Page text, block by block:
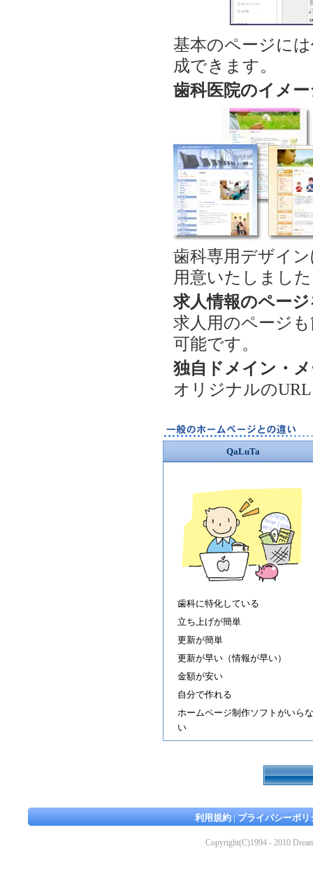
基本のページに
成できます。
歯科医院のイメ
歯科専用デザイ
用意いたしまし
求人情報のペー
求人用のページ
可能です。
独自ドメイン・
オリジナルの
QaLuTa
歯科に特化している
立ち上げが簡単
更新が簡単
更新が早い（情報が早い）
金額が安い
自分で作れる
ホームページ制作ソフトがいらな
い
利用規約|プライバシーポリ
Copyright(C)1994 - 2010